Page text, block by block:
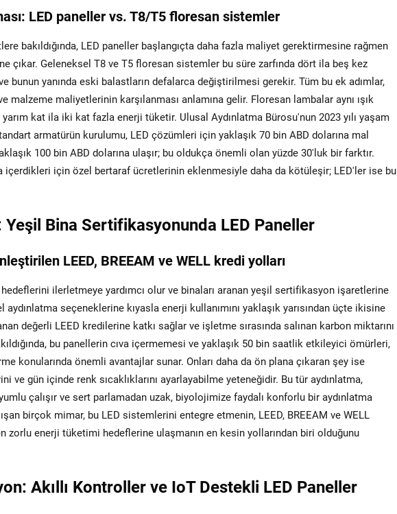
LED paneller vs. T8/T5 floresan sistemler
bakıldığında, LED paneller başlangıçta daha fazla maliyet gerektirmesine rağmen
çıkar. Geleneksel T8 ve T5 floresan sistemler bu süre zarfında dört ila beş kez
bunun yanında eski balastların defalarca değiştirilmesi gerekir. Tüm bu ek adımlar,
maliyetlerinin karşılanması anlamına gelir. Floresan lambalar aynı ışık
kat ila iki kat fazla enerji tüketir. Ulusal Aydınlatma Bürosu'nun 2023 yılı yaşam
armatürün kurulumu, LED çözümleri için yaklaşık 70 bin ABD dolarına mal
100 bin ABD dolarına ulaşır; bu oldukça önemli olan yüzde 30'luk bir farktır.
içerdikleri için özel bertaraf ücretlerinin eklenmesiyle daha da kötüleşir; LED'ler ise bu
Bina Sertifikasyonunda LED Paneller
LEED, BREEAM ve WELL kredi yolları
ilerletmeye yardımcı olur ve binaları aranan yeşil sertifikasyon işaretlerine
aydınlatma seçeneklerine kıyasla enerji kullanımını yaklaşık yarısından üçte ikisine
değerli LEED kredilerine katkı sağlar ve işletme sırasında salınan karbon miktarını
bu panellerin cıva içermemesi ve yaklaşık 50 bin saatlik etkileyici ömürleri,
konularında önemli avantajlar sunar. Onları daha da ön plana çıkaran şey ise
ve gün içinde renk sıcaklıklarını ayarlayabilme yeteneğidir. Bu tür aydınlatma,
çalışır ve sert parlamadan uzak, biyolojimize faydalı konforlu bir aydınlatma
birçok mimar, bu LED sistemlerini entegre etmenin, LEED, BREEAM ve WELL
zorlu enerji tüketimi hedeflerine ulaşmanın en kesin yollarından biri olduğunu
Akıllı Kontroller ve IoT Destekli LED Paneller